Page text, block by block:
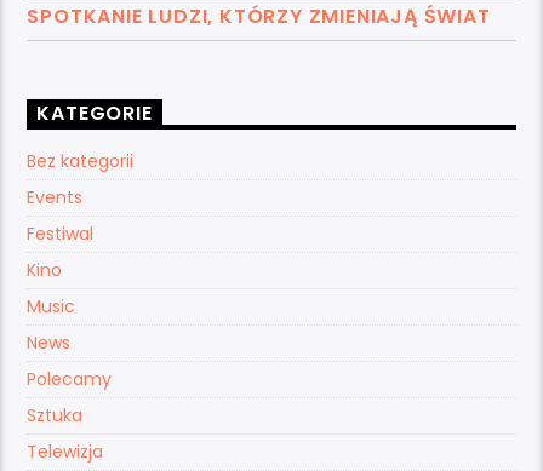
SPOTKANIE LUDZI, KTÓRZY ZMIENIAJĄ ŚWIAT
KATEGORIE
Bez kategorii
Events
Festiwal
Kino
Music
News
Polecamy
Sztuka
Telewizja